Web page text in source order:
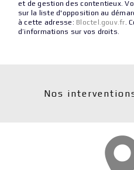
et de gestion des contentieux.
sur la liste d'opposition au
à cette adresse: Bloctel.gouv.fr .
d’informations sur vos droits.
Nos